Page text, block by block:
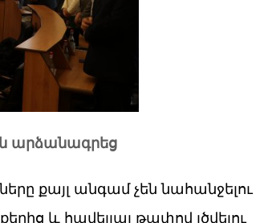
արձանագրեց
քայլ անգամ չեն նահանջելու
և հավելյալ թափով լծվելու